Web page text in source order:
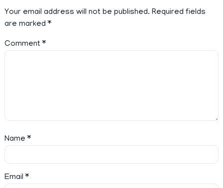
Your email address will not be published. Required fields
are marked*
Comment*
Name*
Email*